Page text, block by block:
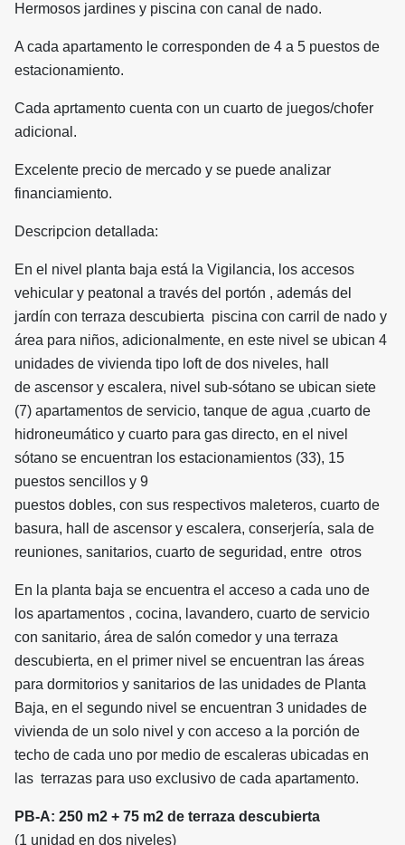
Hermosos jardines y piscina con canal de nado.
A cada apartamento le corresponden de 4 a 5 puestos de
estacionamiento.
Cada aprtamento cuenta con un cuarto de juegos/chofer
adicional.
Excelente precio de mercado y se puede analizar
financiamiento.
Descripcion detallada:
En el nivel planta baja está la Vigilancia, los accesos
vehicular y peatonal a través del portón , además del
jardín con terraza descubierta piscina con carril de nado y
área para niños, adicionalmente, en este nivel se ubican 4
unidades de vivienda tipo loft de dos niveles, hall
de ascensor y escalera, nivel sub-sótano se ubican siete
(7) apartamentos de servicio, tanque de agua ,cuarto de
hidroneumático y cuarto para gas directo, en el nivel
sótano se encuentran los estacionamientos (33), 15
puestos sencillos y 9
puestos dobles, con sus respectivos maleteros, cuarto de
basura, hall de ascensor y escalera, conserjería, sala de
reuniones, sanitarios, cuarto de seguridad, entre otros
En la planta baja se encuentra el acceso a cada uno de
los apartamentos , cocina, lavandero, cuarto de servicio
con sanitario, área de salón comedor y una terraza
descubierta, en el primer nivel se encuentran las áreas
para dormitorios y sanitarios de las unidades de Planta
Baja, en el segundo nivel se encuentran 3 unidades de
vivienda de un solo nivel y con acceso a la porción de
techo de cada uno por medio de escaleras ubicadas en
las terrazas para uso exclusivo de cada apartamento.
PB-A: 250 m2 + 75 m2 de terraza descubierta
(1 unidad en dos niveles)